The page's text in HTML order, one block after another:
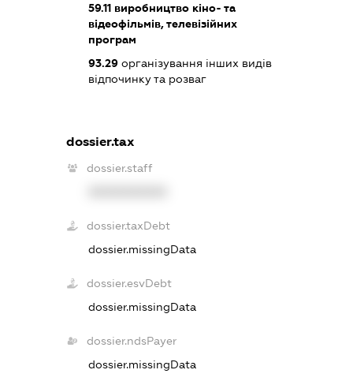
59.11виробництво кіно- та
відеофільмів, телевізійних
програм
93.29організування інших видів
відпочинку та розваг
dossier.tax
dossier.staff
dossier.taxDebt
dossier.missingData
dossier.esvDebt
dossier.missingData
dossier.ndsPayer
dossier.missingData